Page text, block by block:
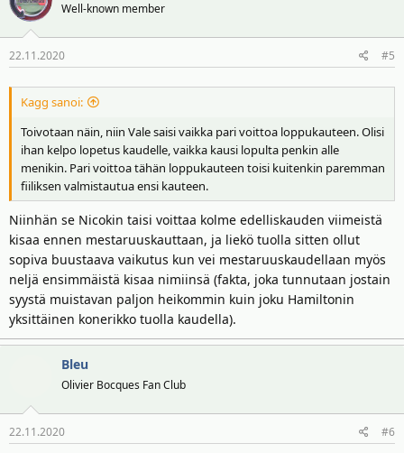
Well-known member
22.11.2020 #5
Kagg sanoi:
Toivotaan näin, niin Vale saisi vaikka pari voittoa loppukauteen. Olisi
ihan kelpo lopetus kaudelle, vaikka kausi lopulta penkin alle
menikin. Pari voittoa tähän loppukauteen toisi kuitenkin paremman
fiiliksen valmistautua ensi kauteen.
Niinhän se Nicokin taisi voittaa kolme edelliskauden viimeistä
kisaa ennen mestaruuskauttaan, ja liekö tuolla sitten ollut
sopiva buustaava vaikutus kun vei mestaruuskaudellaan myös
neljä ensimmäistä kisaa nimiinsä (fakta, joka tunnutaan jostain
syystä muistavan paljon heikommin kuin joku Hamiltonin
yksittäinen konerikko tuolla kaudella).
Bleu
Olivier Bocques Fan Club
22.11.2020 #6